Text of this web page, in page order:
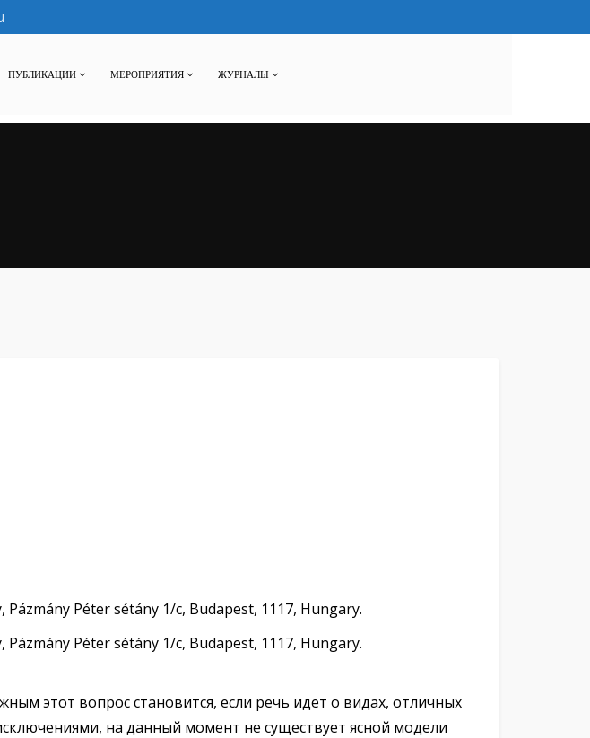
ПУБЛИКАЦИИ МЕРОПРИЯТИЯ ЖУРНАЛЫ
Péter sétány 1/c, Budapest, 1117, Hungary.
Péter sétány 1/c, Budapest, 1117, Hungary.
этот вопрос становится, если речь идет о видах, отличных
на данный момент не существует ясной модели